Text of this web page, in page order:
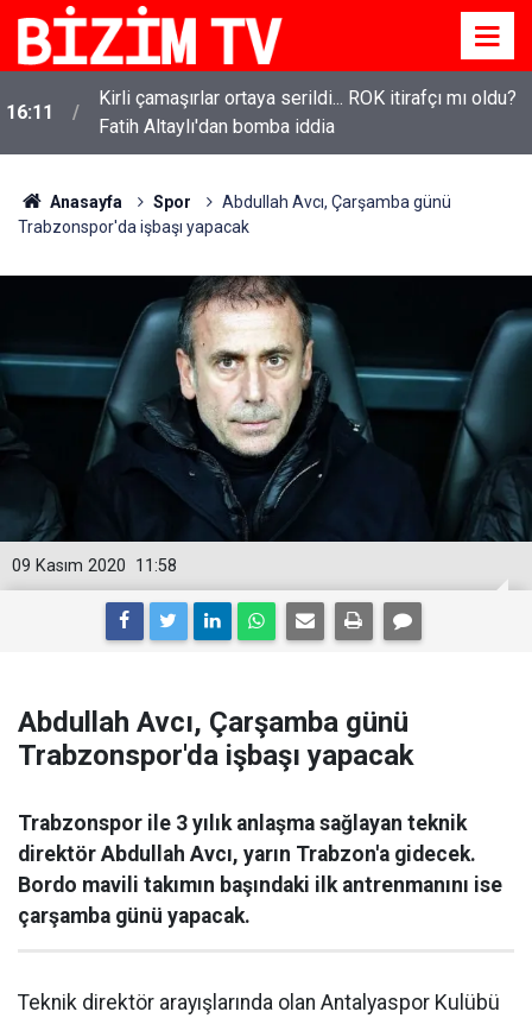
16:11
Kirli çamaşırlar ortaya serildi... ROK itirafçı mı oldu?
Fatih Altaylı'dan bomba iddia
Anasayfa Spor
Abdullah Avcı, Çarşamba günü
Trabzonspor'da işbaşı yapacak
11:58
09 Kasım 2020
Abdullah Avcı, Çarşamba günü
Trabzonspor'da işbaşı yapacak
Trabzonspor ile 3 yılık anlaşma sağlayan teknik
direktör Abdullah Avcı, yarın Trabzon'a gidecek.
Bordo mavili takımın başındaki ilk antrenmanını ise
çarşamba günü yapacak.
Teknik direktör arayışlarında olan Antalyaspor Kulübü